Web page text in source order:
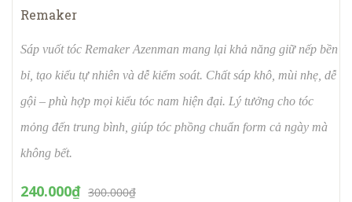
Remaker
Sáp vuốt tóc Remaker Azenman mang lại khả năng giữ nếp bền
bỉ, tạo kiểu tự nhiên và dễ kiểm soát. Chất sáp khô, mùi nhẹ, dễ
gội – phù hợp mọi kiểu tóc nam hiện đại. Lý tưởng cho tóc
mỏng đến trung bình, giúp tóc phồng chuẩn form cả ngày mà
không bết.
240.000₫ 300.000₫